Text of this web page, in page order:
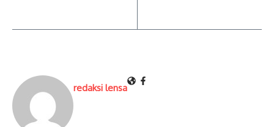
redaksi lensa